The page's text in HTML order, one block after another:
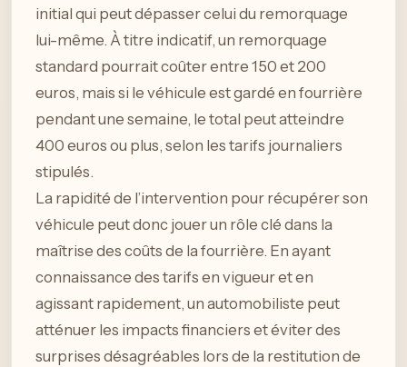
initial qui peut dépasser celui du remorquage
lui-même. À titre indicatif, un remorquage
standard pourrait coûter entre 150 et 200
euros, mais si le véhicule est gardé en fourrière
pendant une semaine, le total peut atteindre
400 euros ou plus, selon les tarifs journaliers
stipulés.
La rapidité de l’intervention pour récupérer son
véhicule peut donc jouer un rôle clé dans la
maîtrise des coûts de la fourrière. En ayant
connaissance des tarifs en vigueur et en
agissant rapidement, un automobiliste peut
atténuer les impacts financiers et éviter des
surprises désagréables lors de la restitution de